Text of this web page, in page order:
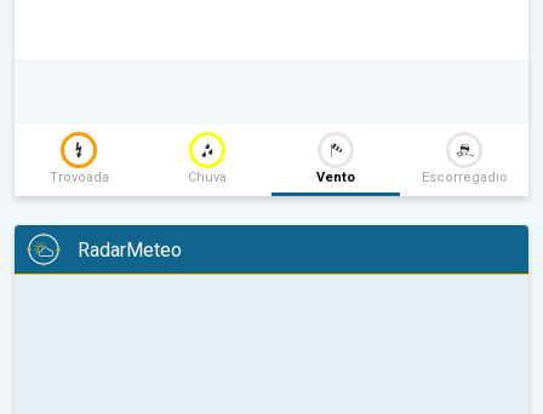
Trovoada Chuva Vento Escorregadio
RadarMeteo